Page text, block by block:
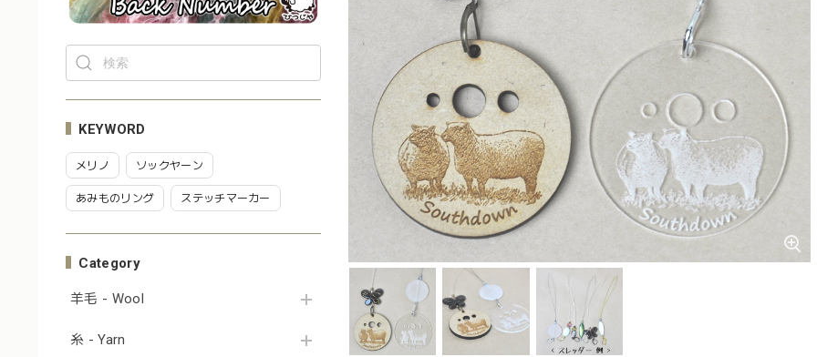
KEYWORD
メリノ ソックヤーン
あみものリング ステッチマーカー
Category
羊毛 - Wool
糸 - Yarn